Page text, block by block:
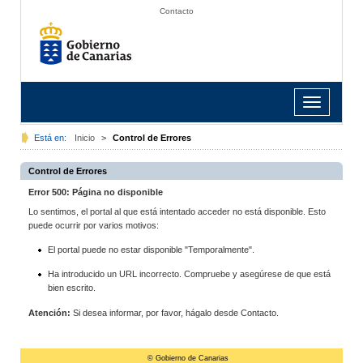
Contacto
Toggle
navigation
Está en: Inicio > Control de Errores
Control de Errores
Error 500: Página no disponible
Lo sentimos, el portal al que está intentado acceder no está disponible. Esto
puede ocurrir por varios motivos:
El portal puede no estar disponible "Temporalmente".
Ha introducido un URL incorrecto. Compruebe y asegúrese de que está
bien escrito.
Atención: Si desea informar, por favor, hágalo desde Contacto.
© Gobierno de Canarias